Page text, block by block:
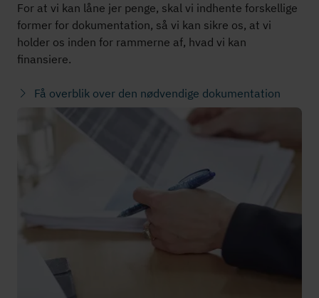
For at vi kan låne jer penge, skal vi indhente forskellige
former for dokumentation, så vi kan sikre os, at vi
holder os inden for rammerne af, hvad vi kan
finansiere.
Få overblik over den nødvendige dokumentation